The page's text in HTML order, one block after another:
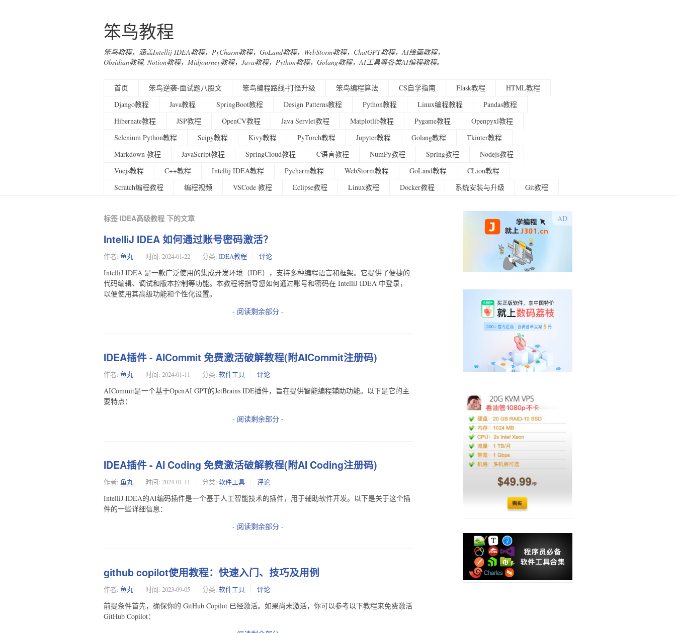
笨鸟教程
笨鸟教程，涵盖Intellij IDEA教程，PyCharm教程，GoLand教程，WebStorm教程，ChatGPT教程，AI绘画教程，
Obsidian教程, Notion教程，Midjourney教程，Java教程，Python教程，Golang教程，AI工具等各类AI编程教程。
首页 笨鸟逆袭-面试题八股文 笨鸟编程路线-打怪升级 笨鸟编程算法 CS自学指南 Flask教程
HTML教程
Django教程
Java教程 SpringBoot教程 Design Patterns教程 Python教程 Linux编程教程
Pandas教程
Hibernate教程
JSP教程 OpenCV教程 Java Servlet教程 Matplotlib教程 Pygame教程
Openpyxl教程
Selenium Python教程
Scipy教程 Kivy教程 PyTorch教程 Jupyter教程 Golang教程
Tkinter教程
Markdown 教程
JavaScript教程 SpringCloud教程 C语言教程 NumPy教程 Spring教程
Nodejs教程
Vuejs教程
C++教程 Intellij IDEA教程 Pycharm教程 WebStorm教程 GoLand教程
CLion教程
Scratch编程教程
编程视频 VSCode 教程 Eclipse教程 Linux教程 Docker教程 系统安装与升级 Git教程
标签 IDEA高级教程 下的文章
IntelliJ IDEA 如何通过账号密码激活？
作者: 鱼丸 时间: 2024-01-22 分类: IDEA教程 评论
IntelliJ IDEA 是一款广泛使用的集成开发环境（IDE），支持多种编程语言和框架。它提供了便捷的
代码编辑、调试和版本控制等功能。本教程将指导您如何通过账号和密码在 IntelliJ IDEA 中登录，
以便使用其高级功能和个性化设置。
- 阅读剩余部分 -
IDEA插件 - AICommit 免费激活破解教程(附AICommit注册码)
作者: 鱼丸 时间: 2024-01-11 分类: 软件工具 评论
AICommit是一个基于OpenAI GPT的JetBrains IDE插件，旨在提供智能编程辅助功能。以下是它的主
要特点：
- 阅读剩余部分 -
IDEA插件 - AI Coding 免费激活破解教程(附AI Coding注册码)
作者: 鱼丸 时间: 2024-01-11 分类: 软件工具 评论
IntelliJ IDEA的AI编码插件是一个基于人工智能技术的插件，用于辅助软件开发。以下是关于这个插
件的一些详细信息：
- 阅读剩余部分 -
github copilot使用教程：快速入门、技巧及用例
作者: 鱼丸 时间: 2023-09-05 分类: 软件工具 评论
前提条件首先，确保你的 GitHub Copilot 已经激活。如果尚未激活，你可以参考以下教程来免费激活
GitHub Copilot：